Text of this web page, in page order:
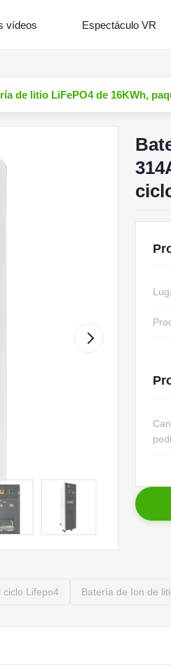
vídeos Espectáculo VR
de litio LiFePO4 de 16KWh,
ciclo Lifepo4 Batería de Ion de